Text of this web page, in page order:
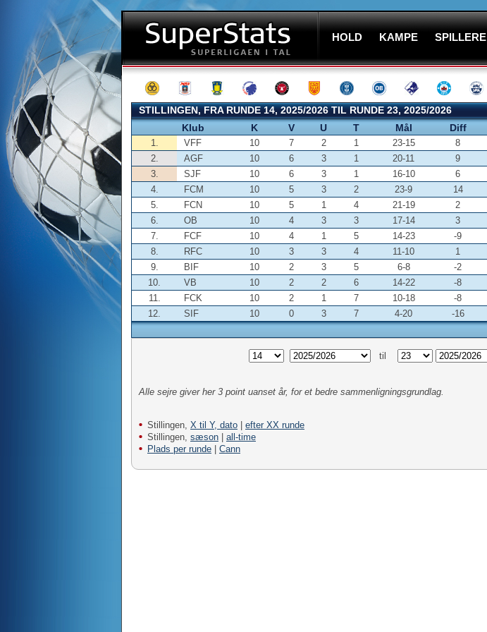
HOLD KAMPE SPILLERE
STILLINGEN, FRA RUNDE 14, 2025/2026 TIL RUNDE 23, 2025/2026
Klub
K V U T Mål Diff
1. VFF 10 7 2 1 23-15 8
2.
AGF 10 6 3 1 20-11 9
3.
SJF 10 6 3 1 16-10 6
4.
FCM 10 5 3 2 23-9 14
5.
FCN 10 5 1 4 21-19 2
6.
OB 10 4 3 3 17-14 3
7.
FCF 10 4 1 5 14-23 -9
8.
RFC 10 3 3 4 11-10 1
9.
BIF 10 2 3 5 6-8 -2
10.
VB 10 2 2 6 14-22 -8
11.
FCK 10 2 1 7 10-18 -8
12.
SIF 10 0 3 7 4-20 -16
til
Alle sejre giver her 3 point uanset år, for et bedre sammenligningsgrundlag.
Stillingen, X til Y, dato
efter XX runde
Stillingen, sæson
all-time
Plads per runde
Cann